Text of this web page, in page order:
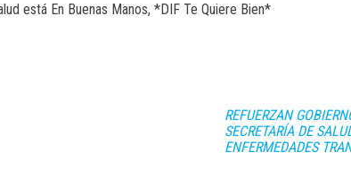
está En Buenas Manos, *DIF Te Quiere Bien*
REFUERZAN
SECRETARÍA DE
ENFERMEDADES